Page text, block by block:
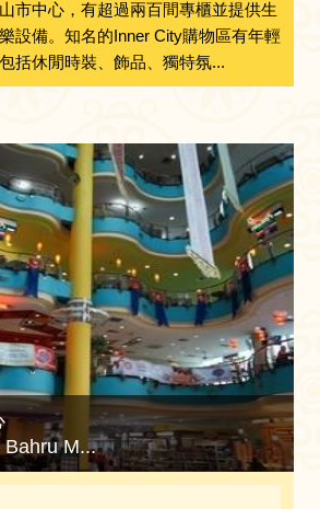
市中心，有超過兩百間專櫃並提供生
設備。知名的Inner City購物區有年輕
括休閒時裝、飾品、獨特氛...
M...